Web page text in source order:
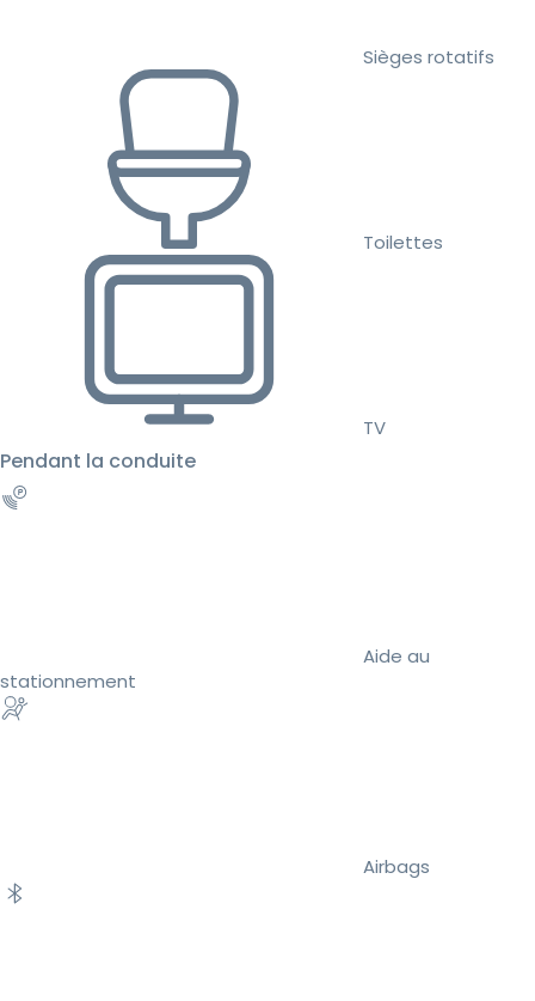
Sièges rotatifs
Toilettes
TV
Pendant la conduite
Aide au
stationnement
Airbags